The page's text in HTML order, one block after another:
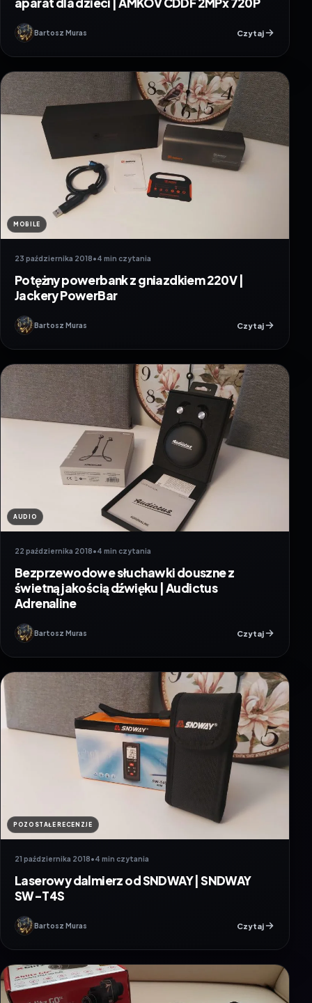
Bartosz Muras Czytaj
MOBILE
23 października 2018•4 min czytania
Potężny powerbank z gniazdkiem 220V |
Jackery PowerBar
Bartosz Muras Czytaj
AUDIO
22 października 2018•4 min czytania
Bezprzewodowe słuchawki douszne z
świetną jakością dźwięku | Audictus
Adrenaline
Bartosz Muras Czytaj
POZOSTAŁE RECENZJE
21 października 2018•4 min czytania
Laserowy dalmierz od SNDWAY | SNDWAY
SW-T4S
Bartosz Muras Czytaj